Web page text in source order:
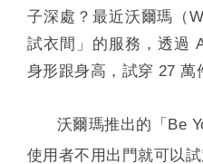
子深處？最近沃爾瑪（
試衣間」的服務，透過
身形跟身高，試穿 27 萬
沃爾瑪推出的「Be
使用者不用出門就可以